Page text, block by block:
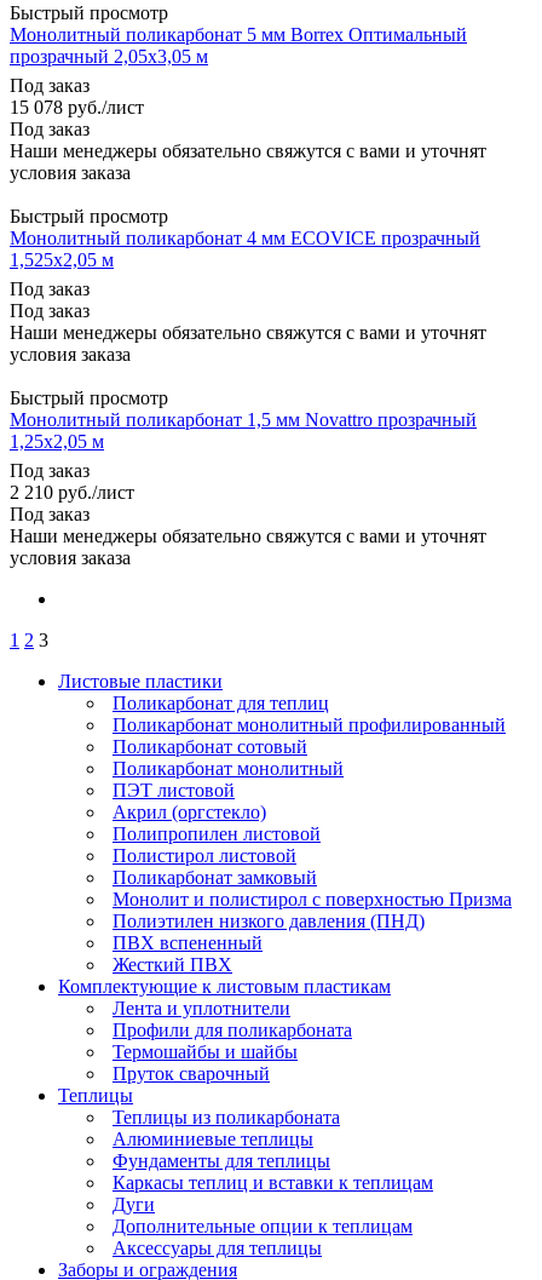
Быстрый просмотр
Монолитный поликарбонат 5 мм Вorrex Оптимальный
прозрачный 2,05х3,05 м
Под заказ
15 078 руб./лист
Под заказ
Наши менеджеры обязательно свяжутся с вами и уточнят
условия заказа
Быстрый просмотр
Монолитный поликарбонат 4 мм ECOVICE прозрачный
1,525х2,05 м
Под заказ
Под заказ
Наши менеджеры обязательно свяжутся с вами и уточнят
условия заказа
Быстрый просмотр
Монолитный поликарбонат 1,5 мм Novattro прозрачный
1,25х2,05 м
Под заказ
2 210 руб./лист
Под заказ
Наши менеджеры обязательно свяжутся с вами и уточнят
условия заказа
1 2 3
Листовые пластики
Поликарбонат для теплиц
Поликарбонат монолитный профилированный
Поликарбонат сотовый
Поликарбонат монолитный
ПЭТ листовой
Акрил (оргстекло)
Полипропилен листовой
Полистирол листовой
Поликарбонат замковый
Монолит и полистирол с поверхностью Призма
Полиэтилен низкого давления (ПНД)
ПВХ вспененный
Жесткий ПВХ
Комплектующие к листовым пластикам
Лента и уплотнители
Профили для поликарбоната
Термошайбы и шайбы
Пруток сварочный
Теплицы
Теплицы из поликарбоната
Алюминиевые теплицы
Фундаменты для теплицы
Каркасы теплиц и вставки к теплицам
Дуги
Дополнительные опции к теплицам
Аксессуары для теплицы
Заборы и ограждения